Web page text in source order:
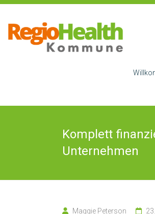
Skip
content
Regio
Health
RegioHealth
Kommune
Komplett
Unternehmen
Maggie Peterson